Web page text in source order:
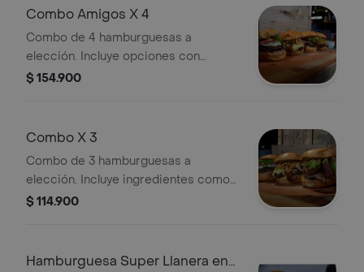
Combo Amigos X 4
Combo de 4 hamburguesas a
elección. Incluye opciones con
lechuga, tomate, cebolla, papas fritas
$ 154.900
Combo X 3
Combo de 3 hamburguesas a
elección. Incluye ingredientes como
lechuga, papas fritas, guacamole y
$ 114.900
Hamburguesa Super Llanera en